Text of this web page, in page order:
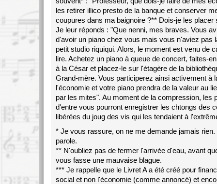
les retirer illico presto de la banque et conserver
coupures dans ma baignoire ?** Dois-je les placer
Je leur réponds : "Que nenni, mes braves. Vous
d'avoir un piano chez vous mais vous n'aviez pas
petit studio riquiqui. Alors, le moment est venu de
lire. Achetez un piano à queue de concert, faites-
à la César et placez-le sur l'étagère de la
Grand-mère. Vous participerez ainsi activement à
l'économie et votre piano prendra de la valeur au
par les mites". Au moment de la compression, les
d'entre vous pourront enregistrer les chtongs des
libérées du joug des vis qui les tendaient à
* Je vous rassure, on ne me demande jamais rien.
parole.
** N'oubliez pas de fermer l'arrivée d'eau, avant
vous fasse une mauvaise blague.
*** Je rappelle que le Livret A a été créé pour
social et non l'économie (comme annoncé) et